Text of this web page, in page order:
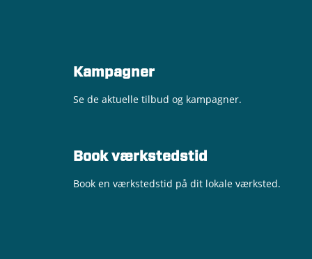
Kampagner
Se de aktuelle tilbud og kampagner.
Book værkstedstid
Book en værkstedstid på dit lokale værksted.